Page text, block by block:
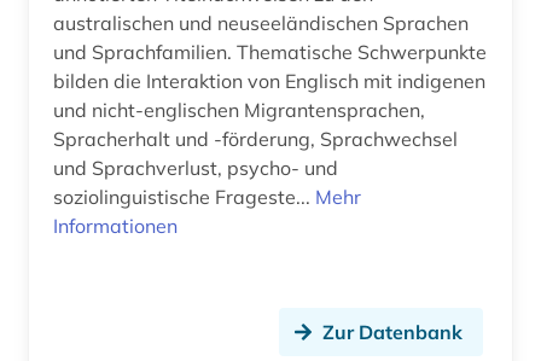
australischen und neuseeländischen Sprachen
und Sprachfamilien. Thematische Schwerpunkte
bilden die Interaktion von Englisch mit indigenen
und nicht-englischen Migrantensprachen,
Spracherhalt und -förderung, Sprachwechsel
und Sprachverlust, psycho- und
soziolinguistische Frageste... Mehr
Informationen
Zur Datenbank